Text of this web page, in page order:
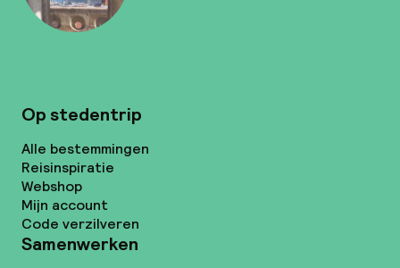
Op stedentrip
Alle bestemmingen
Reisinspiratie
Webshop
Mijn account
Code verzilveren
Samenwerken